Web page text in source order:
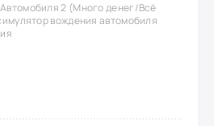
2 (Много денег/Всё
вождения автомобиля